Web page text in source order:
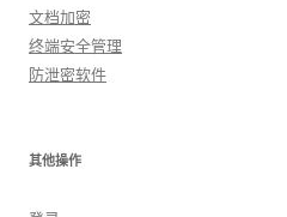
文档加密
终端安全管理
防泄密软件
其他操作